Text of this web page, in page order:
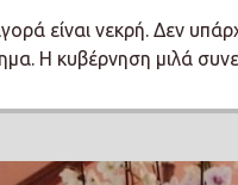
είναι νεκρή. Δεν
Η κυβέρνηση μιλά